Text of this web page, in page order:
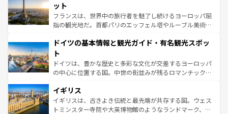
しい。
れる闘牛、そして美味しいタパスが生活の一部となってい
る。首都マドリードの洗練された雰囲気や、バルセロナの
アートに溢れた街角から、地方では古代ローマ遺跡や中世
せる。地方によって風土や気候が異なるスペインはその個
ンテンツ一覧 を参照してほしい。
ット
フランスは、世界中の旅行者を魅了し続けるヨーロッパ屈
指の観光地だ。首都パリのエッフェル塔やルーブル美術館
で、幅広い魅力が詰まっている。華麗な宮殿、歴史的な大
聖堂、美しいビーチ、そして豊かな自然が、訪れる者を心
から魅了する。また、フランスは美食の国としても知ら
れ、フランス料理はユネスコ無形文化遺産にも登録されて
香り高いラベンダー畑など、多彩な楽しみ方が可能だ。さ
らに、パリ以外の地域にも魅力が溢れており、どの街角に
も豊かな歴史と文化が息づいている。パリ以外の個性あふ
ドイツの基本情報と観光ガイド・有名観光スポッ
ト
ドイツは、豊かな歴史と多彩な文化が交差するヨーロッパ
の中心に位置する国。中世の街並みが残るロマンチック街
顔を持つこの国は、どこを歩いても飽きることがない。ベ
ルリンの文化的活気、バイエルン州のアルプスの絶景、そ
してライン川沿いのワイン畑といった風景は必見。ビール
イギリス
イギリスは、古きよき伝統と最先端が共存する国。ウェス
トミンスター寺院や大英博物館のようなランドマーク、歴